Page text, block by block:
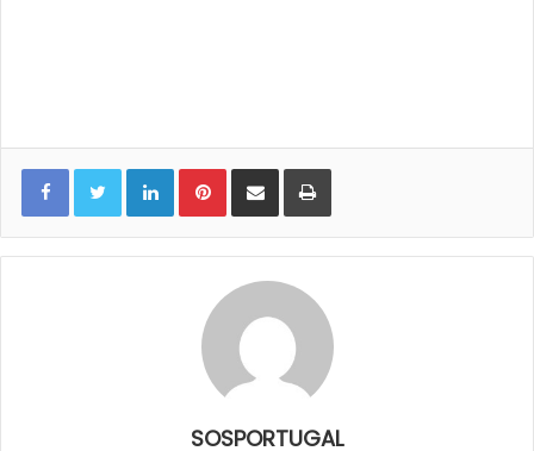
LinkedInPinterestShare via Email Print
SOSPORTUGAL